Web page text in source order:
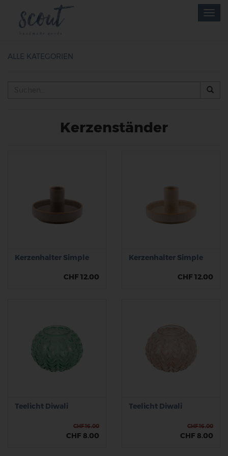
content
ALLE KATEGORIEN
Kerzenständer
Kerzenhalter Simple
CHF 12.00
Kerzenhalter Simple
CHF 12.00
Teelicht Diwali
CHF 16.00
CHF 8.00
Teelicht Diwali
CHF 16.00
CHF 8.00